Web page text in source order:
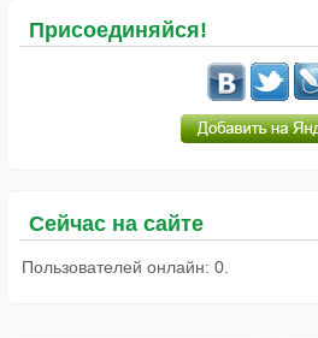
Присоединяйся!
Сейчас на сайте
Пользователей онлайн: 0.